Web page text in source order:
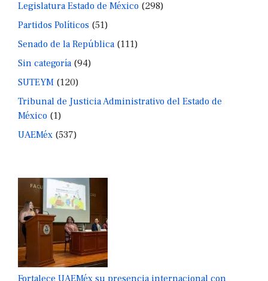
Legislatura Estado de México (298)
Partidos Políticos (51)
Senado de la República(111)
Sin categoría(94)
SUTEYM (120)
Tribunal de Justicia Administrativo del Estado de
México (1)
UAEMéx (537)